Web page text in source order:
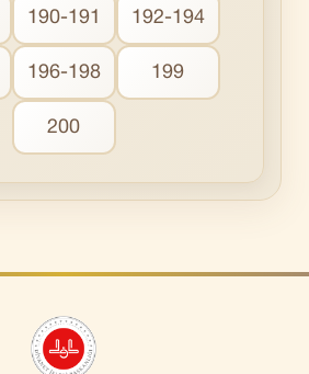
190-191 192-194
196-198 199
200